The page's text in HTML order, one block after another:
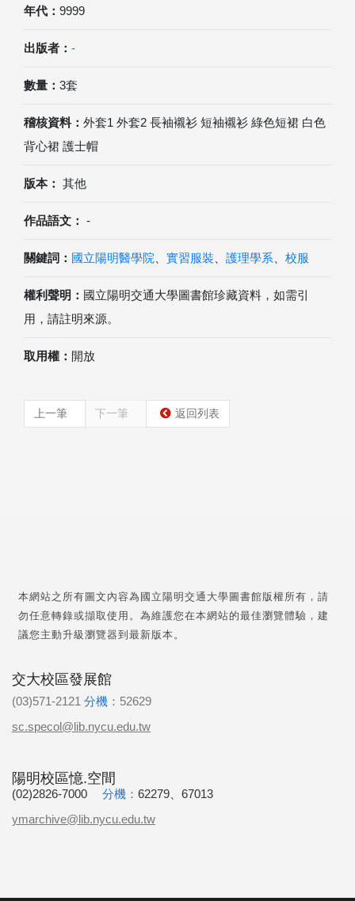
年代： 9999
出版者： -
數量： 3套
稽核資料： 外套1 外套2 長袖襯衫 短袖襯衫 綠色短裙 白色
背心裙 護士帽
版本： 其他
作品語文： -
關鍵詞： 國立陽明醫學院 實習服裝 護理學系 校服
權利聲明： 國立陽明交通大學圖書館珍藏資料，如需引
用，請註明來源。
取用權： 開放
上一筆 下一筆 返回列表
本網站之所有圖文內容為國立陽明交通大學圖書館版權所有，請
勿任意轉錄或擷取使用。為維護您在本網站的最佳瀏覽體驗，建
議您主動升級瀏覽器到最新版本。
交大校區發展館
(03)571-2121 分機： 52629
sc.specol@lib.nycu.edu.tw
陽明校區憶.空間
(02)2826-7000 分機： 62279、67013
ymarchive@lib.nycu.edu.tw